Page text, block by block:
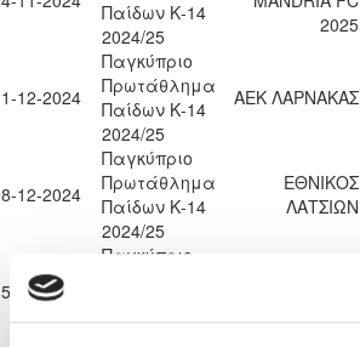
Παίδων Κ-14
2024/25
2025
12-2024
Παγκύπριο
Πρωτάθλημα
Παίδων Κ-14
2024/25
ΑΕΚ ΛΑΡΝΑΚΑΣ
12-2024
Παγκύπριο
Πρωτάθλημα
Παίδων Κ-14
2024/25
ΕΘΝΙΚΟΣ
ΛΑΤΣΙΩΝ
12-2024
Παγκύπριο
2024/25